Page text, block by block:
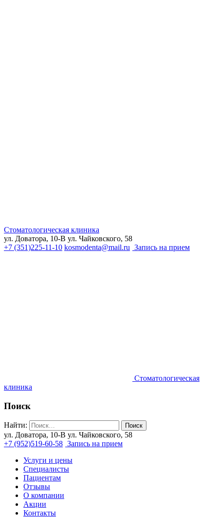
Стоматологическая клиника
ул. Доватора, 10-В ул. Чайковского, 58
+7 (351)225-11-10 kosmodenta@mail.ru Запись на прием
Стоматологическая
клиника
Поиск
Найти:
ул. Доватора, 10-В ул. Чайковского, 58
+7 (952)519-60-58 Запись на прием
Услуги и цены
Специалисты
Пациентам
Отзывы
О компании
Акции
Контакты